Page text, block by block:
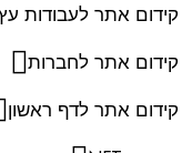
קידום אתר לעבודות
קידום אתר לחברות
קידום אתר לדף ראשון